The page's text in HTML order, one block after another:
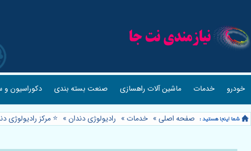
خودرو خدمات ماشین آلات راهسازی صنعت بسته بندی دکوراسیون و
صفحه اصلی » خدمات » رادیولوژی دندان » ⭐️ مرکز رادیولوژی